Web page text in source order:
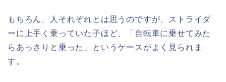
もちろん、人それぞれとは思うのですが、ストライダ
ーに上手く乗っていた子ほど、「自転車に乗せてみた
らあっさりと乗った」というケースがよく見られま
す。